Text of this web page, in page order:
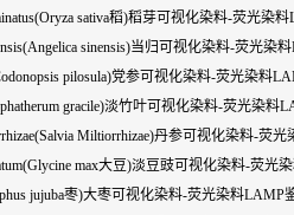
sativa稻)稻芽可视化染料-荧光染
sinensis)当归可视化染料-荧光染
pilosula)党参可视化染料-荧光染料
gracile)淡竹叶可视化染料-荧光染料
Miltiorrhizae)丹参可视化染料-荧
max大豆)淡豆豉可视化染料-荧光
jujuba枣)大枣可视化染料-荧光染料LAMP